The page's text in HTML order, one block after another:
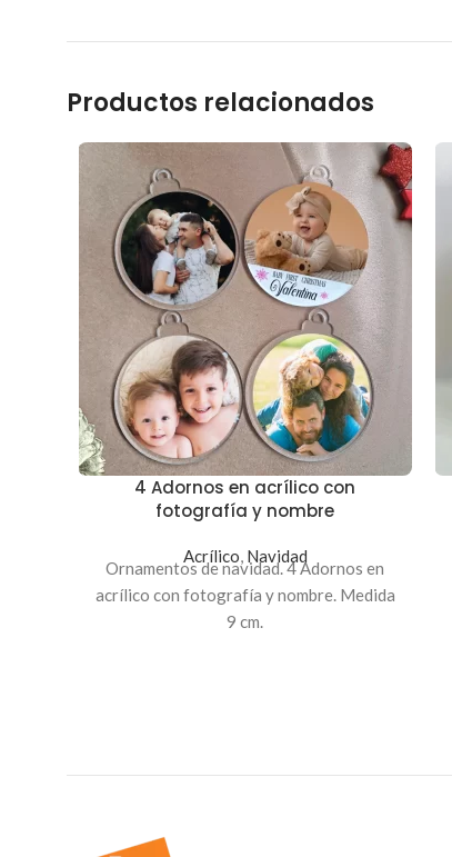
Productos relacionados
4 Adornos en acrílico con
fotografía y nombre
Acrílico, Navidad
Ornamentos de navidad. 4 Adornos en
acrílico con fotografía y nombre. Medida
9 cm.